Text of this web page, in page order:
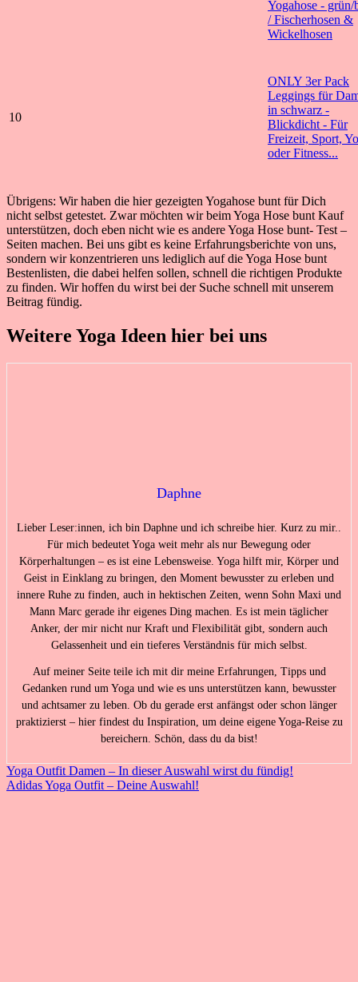
Yogahose - grün/
/ Fischerhosen &
Wickelhosen
10
ONLY 3er Pack
Leggings für
in schwarz -
Blickdicht - Für
Freizeit, Sport,
oder Fitness...
Übrigens: Wir haben die hier gezeigten Yogahose bunt für Dich
nicht selbst getestet. Zwar möchten wir beim Yoga Hose bunt Kauf
unterstützen, doch eben nicht wie es andere Yoga Hose bunt- Test –
Seiten machen. Bei uns gibt es keine Erfahrungsberichte von uns,
sondern wir konzentrieren uns lediglich auf die Yoga Hose bunt
Bestenlisten, die dabei helfen sollen, schnell die richtigen Produkte
zu finden. Wir hoffen du wirst bei der Suche schnell mit unserem
Beitrag fündig.
Weitere Yoga Ideen hier bei uns
Daphne
Lieber Leser:innen, ich bin Daphne und ich schreibe hier. Kurz zu mir..
Für mich bedeutet Yoga weit mehr als nur Bewegung oder
Körperhaltungen – es ist eine Lebensweise. Yoga hilft mir, Körper und
Geist in Einklang zu bringen, den Moment bewusster zu erleben und
innere Ruhe zu finden, auch in hektischen Zeiten, wenn Sohn Maxi und
Mann Marc gerade ihr eigenes Ding machen. Es ist mein täglicher
Anker, der mir nicht nur Kraft und Flexibilität gibt, sondern auch
Gelassenheit und ein tieferes Verständnis für mich selbst.
Auf meiner Seite teile ich mit dir meine Erfahrungen, Tipps und
Gedanken rund um Yoga und wie es uns unterstützen kann, bewusster
und achtsamer zu leben. Ob du gerade erst anfängst oder schon länger
praktizierst – hier findest du Inspiration, um deine eigene Yoga-Reise zu
bereichern. Schön, dass du da bist!
Beitragsnavigation
Yoga Outfit Damen – In dieser Auswahl wirst du fündig!
Adidas Yoga Outfit – Deine Auswahl!